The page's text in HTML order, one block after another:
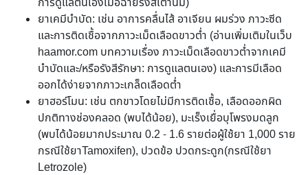
ยาเคมีบำบัด: เช่น อาการคลื่นไส้ อาเจียน ผมร่วง ภาวะซีด
และการติดเชื้อจากภาวะเม็ดเลือดขาวต่ำ (อ่านเพิ่มเติมในเว็บ
haamor.com บทความเรื่อง ภาวะเม็ดเลือดขาวต่ำจากเคมี
บำบัดและ/หรือรังสีรักษา: การดูแลตนเอง) และการมีเลือด
ออกได้ง่ายจากภาวะเกล็ดเลือดต่ำ
ยาฮอร์โมน: เช่น ตกขาวโดยไม่มีการติดเชื้อ, เลือดออกผิด
ปกติทางช่องคลอด (พบได้น้อย), มะเร็งเยื่อบุโพรงมดลูก
(พบได้น้อยมากประมาณ 0.2 - 1.6 รายต่อผู้ใช้ยา 1,000 ราย
กรณีใช้ยาTamoxifen), ปวดข้อ ปวดกระดูก(กรณีใช้ยา
Letrozole)